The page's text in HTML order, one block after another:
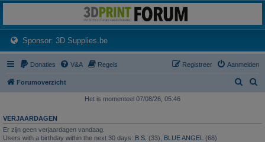
Het 3D print forum van de Benelux na de sluiting van 3dprintforum.nl
Sponsor: 3D Supplies.be(Opens a new tab)
Donaties V&A Regels Aanmelden
Registreer
Forumoverzicht
k
k
Het is momenteel 07/08/26, 05:46
VERJAARDAGEN
Er zijn geen verjaardagen vandaag.
Users with a birthday within the next 30 days: B.S. (33), BLUE ANGEL (68)